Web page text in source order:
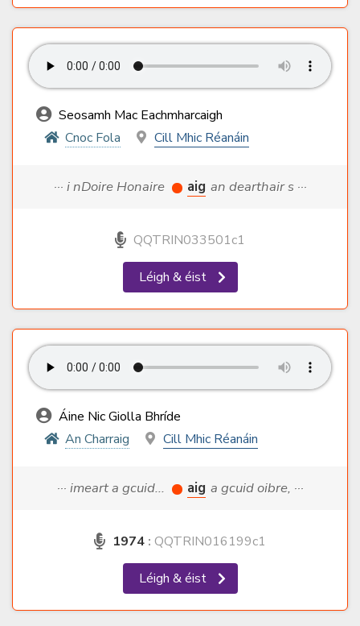
Seosamh Mac Eachmharcaigh
Cnoc Fola
Cill Mhic Réanáin
··· i nDoire Honaire aig an dearthair s ···
QQTRIN033501c1
Léigh & éist
Áine Nic Giolla Bhríde
An Charraig
Cill Mhic Réanáin
··· imeart a gcuid... aig a gcuid oibre, ···
1974 : QQTRIN016199c1
Léigh & éist